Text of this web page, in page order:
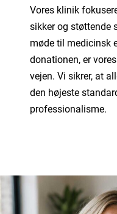
Vores klinik
sikker og støttende
møde til medicinsk
donationen, er
vejen. Vi sikrer, at
den højeste
professionalisme.